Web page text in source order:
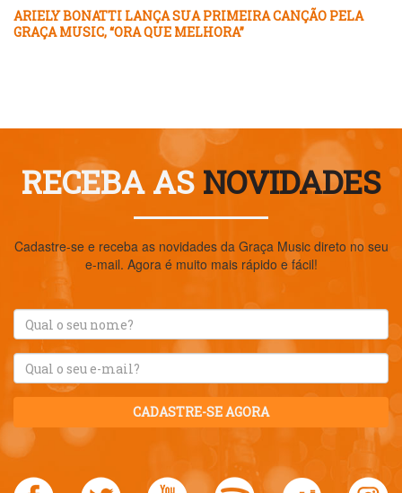
ARIELY BONATTI LANÇA SUA PRIMEIRA CANÇÃO PELA
GRAÇA MUSIC, “ORA QUE MELHORA”
RECEBA AS NOVIDADES
Cadastre-se e receba as novidades da Graça Music direto no seu
e-mail. Agora é muito mais rápido e fácil!
CADASTRE-SE AGORA